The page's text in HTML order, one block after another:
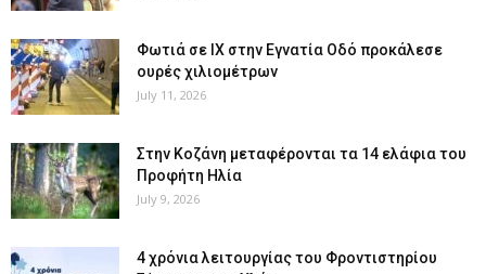
Φωτιά σε ΙΧ στην Εγνατία Οδό προκάλεσε
ουρές χιλιομέτρων
July 11, 2026
Στην Κοζάνη μεταφέρονται τα 14 ελάφια του
Προφήτη Ηλία
July 9, 2026
4 χρόνια λειτουργίας του Φροντιστηρίου